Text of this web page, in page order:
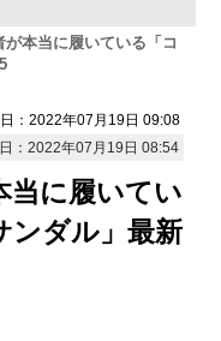
が本当に履いている「コ
：2022年07月19日 09:08
：2022年07月19日 08:54
当に履いてい
ンダル」最新